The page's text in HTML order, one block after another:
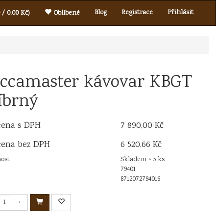
Blog Registrace Přihlásit
/ 0,00 Kč) Oblíbené
kávovar KBGT
s DPH
7 890,00 Kč
bez DPH
6 520,66 Kč
Skladem > 5 ks
79401
8712072794016
+